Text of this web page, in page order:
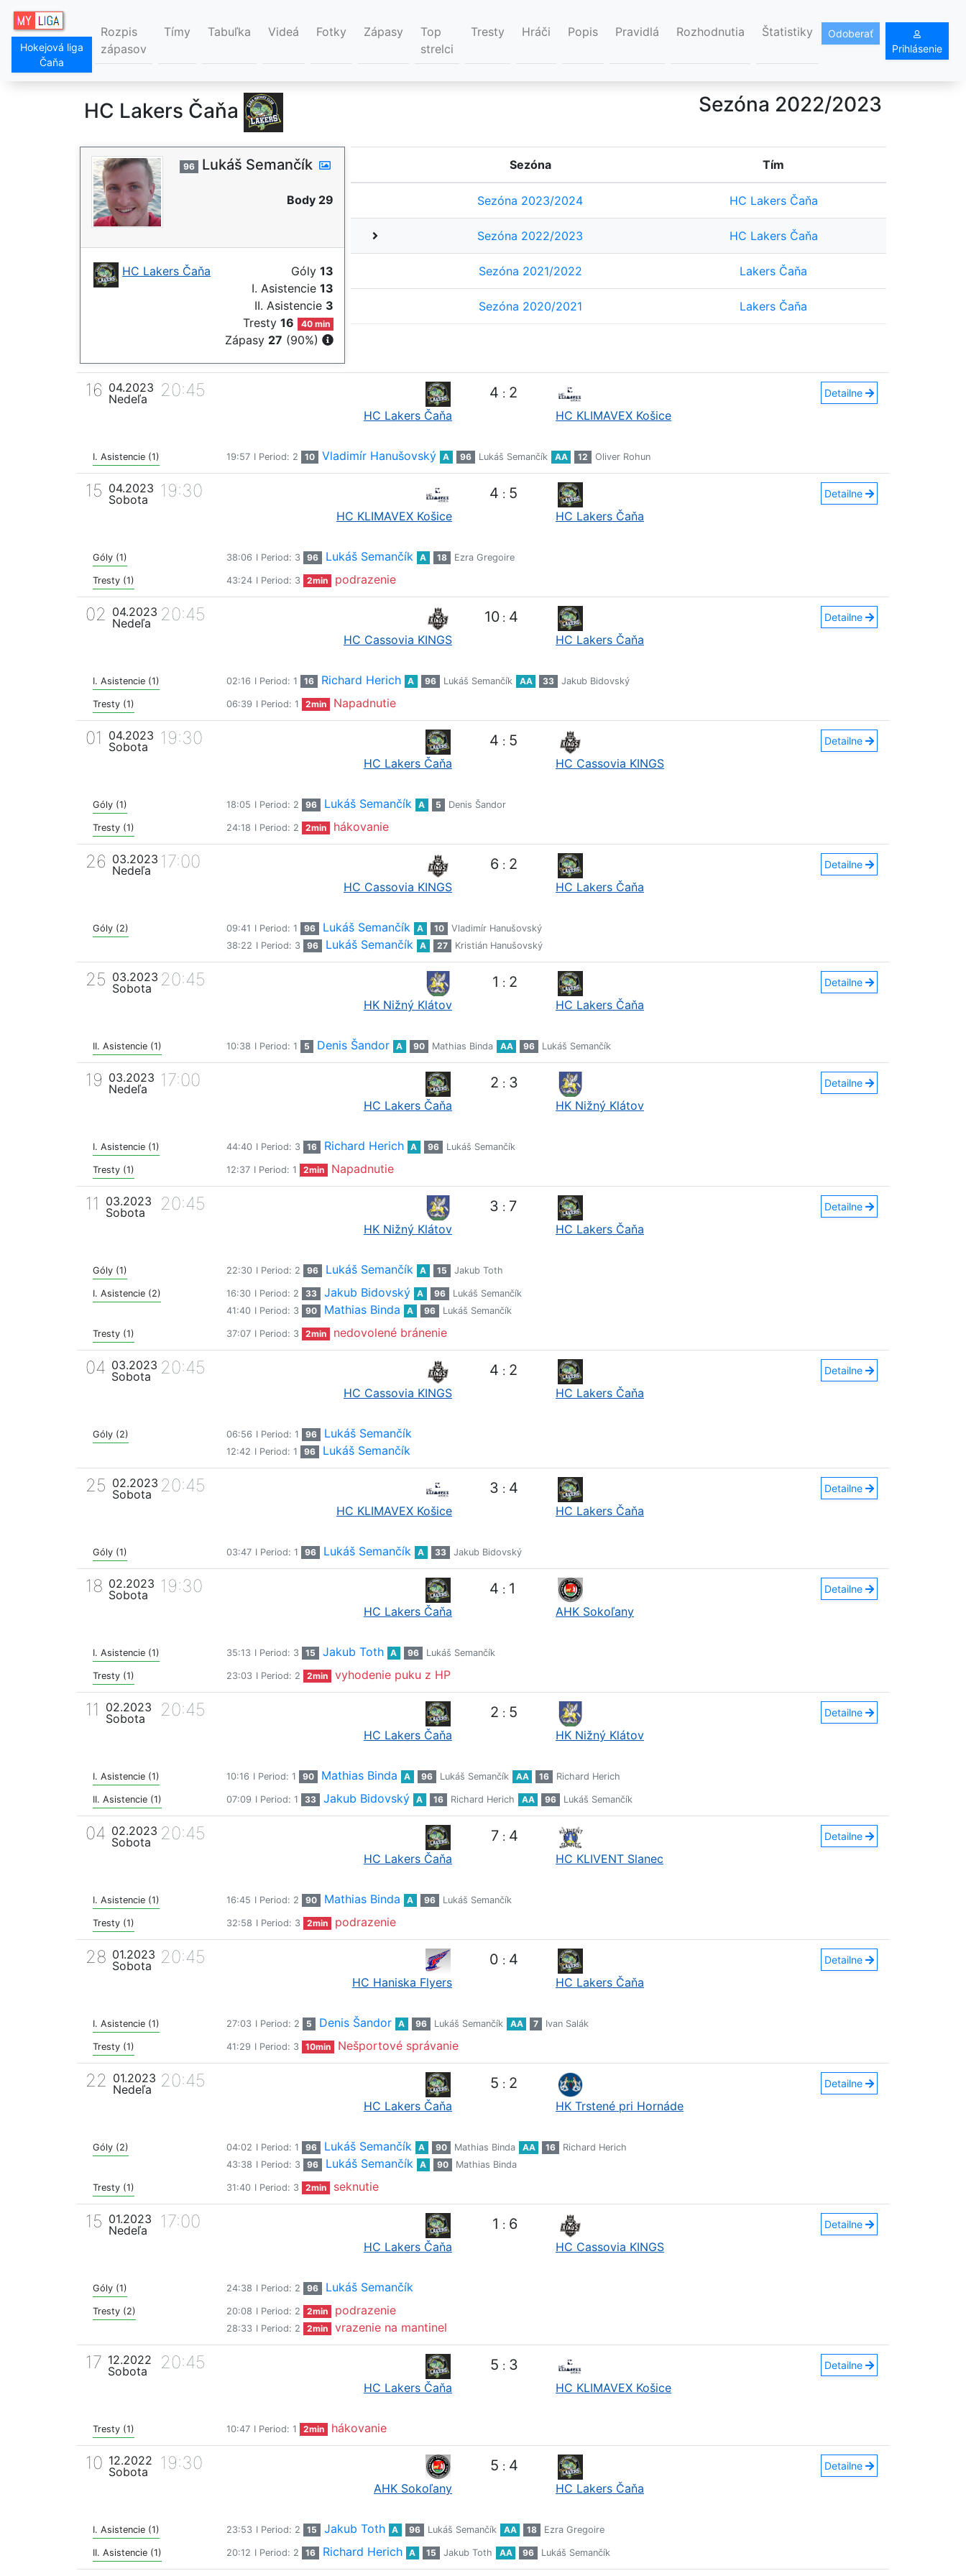
Hokejová liga
Čaňa
Rozpis
zápasov
Tímy Tabuľka Videá Fotky Zápasy
Top
strelci
Tresty Hráči Popis Pravidlá Rozhodnutia Štatistiky
Odoberať
Prihlásenie
HC Lakers Čaňa Sezóna 2022/2023
96 Lukáš Semančík
Body 29
HC Lakers Čaňa Góly 13
I. Asistencie 13
II. Asistencie 3
Tresty16 40 min
Zápasy 27 (90%)
Sezóna Tím
Sezóna 2023/2024 HC Lakers Čaňa
Sezóna 2022/2023 HC Lakers Čaňa
Sezóna 2021/2022 Lakers Čaňa
Sezóna 2020/2021 Lakers Čaňa
16 04.2023
Nedeľa
20:45
HC Lakers Čaňa
4 : 2
HC KLIMAVEX Košice
Detailne
I. Asistencie (1) 19:57 I Period: 2 10 Vladimír Hanušovský A 96 Lukáš Semančík AA 12 Oliver Rohun
15 04.2023
Sobota
19:30
HC KLIMAVEX Košice
4 : 5
HC Lakers Čaňa
Detailne
Góly (1) 38:06 I Period: 3 96 Lukáš Semančík A 18 Ezra Gregoire
Tresty (1) 43:24 I Period: 3 2min podrazenie
02 04.2023
Nedeľa
20:45
HC Cassovia KINGS
10 : 4
HC Lakers Čaňa
Detailne
I. Asistencie (1) 02:16 I Period: 1 16 Richard Herich A 96 Lukáš Semančík AA 33 Jakub Bidovský
Tresty (1) 06:39 I Period: 1 2min Napadnutie
01
04.2023
Sobota
19:30
HC Lakers Čaňa
4 : 5
HC Cassovia KINGS
Detailne
Góly (1) 18:05 I Period: 2 96 Lukáš Semančík A 5 Denis Šandor
Tresty (1) 24:18 I Period: 2 2min hákovanie
26 03.2023
Nedeľa
17:00
HC Cassovia KINGS
6 : 2
HC Lakers Čaňa
Detailne
Góly (2) 09:41 I Period: 1 96 Lukáš Semančík A 10
Vladimír Hanušovský
38:22 I Period: 3 96 Lukáš Semančík A 27 Kristián Hanušovský
25 03.2023
Sobota
20:45
HK Nižný Klátov
1 : 2
HC Lakers Čaňa
Detailne
II. Asistencie (1) 10:38 I Period: 1 5 Denis Šandor A 90 Mathias Binda AA 96 Lukáš Semančík
19 03.2023
Nedeľa
17:00
HC Lakers Čaňa
2 : 3
HK Nižný Klátov
Detailne
I. Asistencie (1) 44:40 I Period: 3 16 Richard Herich A 96 Lukáš Semančík
Tresty (1) 12:37 I Period: 1 2min Napadnutie
11
03.2023
Sobota
20:45
HK Nižný Klátov
3 : 7
HC Lakers Čaňa
Detailne
Góly (1) 22:30 I Period: 2 96 Lukáš Semančík A 15 Jakub Toth
I. Asistencie (2) 16:30 I Period: 2 33 Jakub Bidovský A 96
Lukáš Semančík
41:40 I Period: 3 90 Mathias Binda A 96 Lukáš Semančík
Tresty (1) 37:07 I Period: 3 2min nedovolené bránenie
04 03.2023
Sobota
20:45
HC Cassovia KINGS
4 : 2
HC Lakers Čaňa
Detailne
Góly (2) 06:56 I Period: 1 96 Lukáš Semančík
12:42 I Period: 1 96 Lukáš Semančík
25 02.2023
Sobota
20:45
HC KLIMAVEX Košice
3 : 4
HC Lakers Čaňa
Detailne
Góly (1) 03:47 I Period: 1 96 Lukáš Semančík A 33 Jakub Bidovský
18 02.2023
Sobota
19:30
HC Lakers Čaňa
4 : 1
AHK Sokoľany
Detailne
I. Asistencie (1) 35:13 I Period: 3 15 Jakub Toth A 96 Lukáš Semančík
Tresty (1) 23:03 I Period: 2 2min vyhodenie puku z HP
11
02.2023
Sobota
20:45
HC Lakers Čaňa
2 : 5
HK Nižný Klátov
Detailne
I. Asistencie (1) 10:16 I Period: 1 90 Mathias Binda A 96 Lukáš Semančík AA 16 Richard Herich
II. Asistencie (1) 07:09 I Period: 1 33 Jakub Bidovský A 16 Richard Herich AA 96 Lukáš Semančík
04 02.2023
Sobota
20:45
HC Lakers Čaňa
7 : 4
HC KLIVENT Slanec
Detailne
I. Asistencie (1) 16:45 I Period: 2 90 Mathias Binda A 96 Lukáš Semančík
Tresty (1) 32:58 I Period: 3 2min podrazenie
28 01.2023
Sobota
20:45
HC Haniska Flyers
0 : 4
HC Lakers Čaňa
Detailne
I. Asistencie (1) 27:03 I Period: 2 5 Denis Šandor A 96 Lukáš Semančík AA 7 Ivan Salák
Tresty (1) 41:29 I Period: 3 10min Nešportové správanie
22 01.2023
Nedeľa
20:45
HC Lakers Čaňa
5 : 2
HK Trstené pri Hornáde
Detailne
Góly (2) 04:02 I Period: 1 96 Lukáš Semančík A 90 Mathias Binda AA 16
Richard Herich
43:38 I Period: 3 96 Lukáš Semančík A 90 Mathias Binda
Tresty (1) 31:40 I Period: 3 2min seknutie
15 01.2023
Nedeľa
17:00
HC Lakers Čaňa
1 : 6
HC Cassovia KINGS
Detailne
Góly (1) 24:38 I Period: 2 96 Lukáš Semančík
Tresty (2) 20:08 I Period: 2 2min podrazenie
28:33 I Period: 2 2min vrazenie na mantinel
17 12.2022
Sobota
20:45
HC Lakers Čaňa
5 : 3
HC KLIMAVEX Košice
Detailne
Tresty (1) 10:47 I Period: 1 2min hákovanie
10 12.2022
Sobota
19:30
AHK Sokoľany
5 : 4
HC Lakers Čaňa
Detailne
I. Asistencie (1) 23:53 I Period: 2 15 Jakub Toth A 96 Lukáš Semančík AA 18 Ezra Gregoire
II. Asistencie (1) 20:12 I Period: 2 16 Richard Herich A 15 Jakub Toth AA 96 Lukáš Semančík